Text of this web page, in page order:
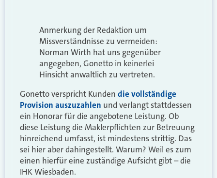
Anmerkung der Redaktion um
Missverständnisse zu vermeiden:
Norman Wirth hat uns gegenüber
angegeben, Gonetto in keinerlei
Hinsicht anwaltlich zu vertreten.
Gonetto verspricht Kunden die vollständige
Provision auszuzahlen und verlangt stattdessen
ein Honorar für die angebotene Leistung. Ob
diese Leistung die Maklerpflichten zur Betreuung
hinreichend umfasst, ist mindestens strittig. Das
sei hier aber dahingestellt. Warum? Weil es zum
einen hierfür eine zuständige Aufsicht gibt – die
IHK Wiesbaden.